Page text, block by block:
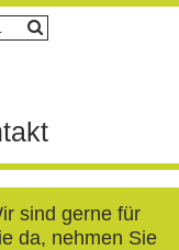
sind gerne für
da, nehmen Sie